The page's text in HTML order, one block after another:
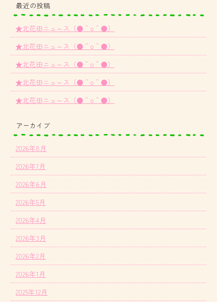
最近の投稿
★北花田ニュ～ス（●＾o＾●）
★北花田ニュ～ス（●＾o＾●）
★北花田ニュ～ス（●＾o＾●）
★北花田ニュ～ス（●＾o＾●）
★北花田ニュ～ス（●＾o＾●）
アーカイブ
2026年8月
2026年7月
2026年6月
2026年5月
2026年4月
2026年3月
2026年2月
2026年1月
2025年12月